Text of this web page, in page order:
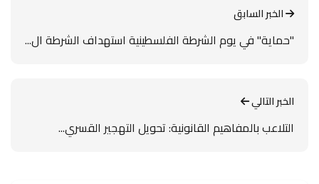
الخبر السابق
"حماية" في يوم الشرطة الفلسطينية استهداف الشرطة ال...
الخبر التالي
التلاعب بالمفاهيم القانونية: تحويل التهجير القسري...